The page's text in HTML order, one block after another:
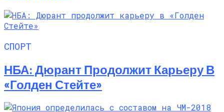
СПОРТ
НБА: Дюрант Продолжит Карьеру В
«Голден Стейте»